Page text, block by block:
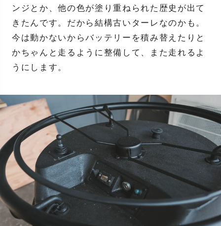
ンジとか、他の色が塗り重ねられた歴史が出て
きたんです。だから結構古いターレなのかも。
今は動かないからバッテリーを積み替えたりと
かちゃんと走るように整備して、また走れるよ
うにします。